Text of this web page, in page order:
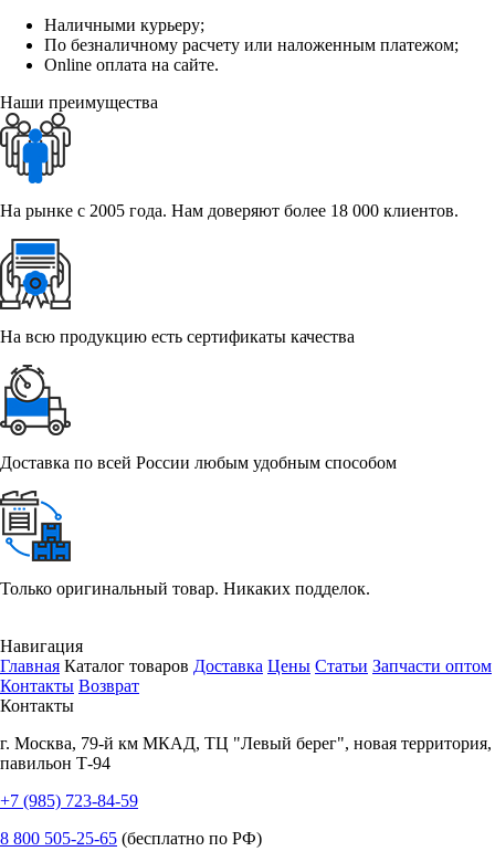
Наличными курьеру;
По безналичному расчету или наложенным платежом;
Online оплата на сайте.
Наши преимущества
На рынке с 2005 года. Нам доверяют более 18 000 клиентов.
На всю продукцию есть сертификаты качества
Доставка по всей России любым удобным способом
Только оригинальный товар. Никаких подделок.
Навигация
Главная Каталог товаров Доставка Цены Статьи Запчасти оптом
Контакты Возврат
Контакты
г. Москва, 79-й км МКАД, ТЦ "Левый берег", новая территория,
павильон Т-94
+7 (985) 723-84-59
8 800 505-25-65 (бесплатно по РФ)